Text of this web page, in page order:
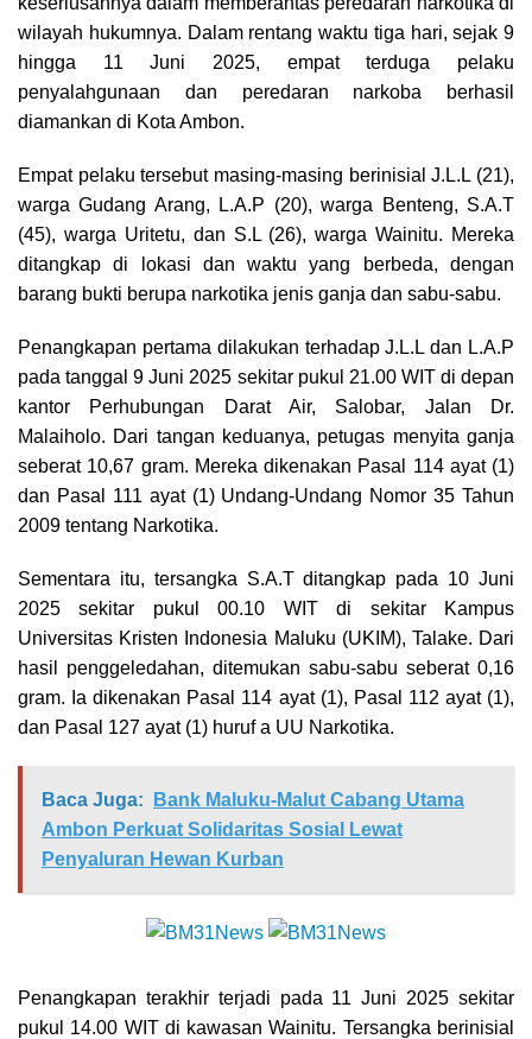
k
p
m
k
wilayah hukumnya. Dalam rentang waktu tiga hari, sejak 9
hingga 11 Juni 2025, empat terduga pelaku
penyalahgunaan dan peredaran narkoba berhasil
diamankan di Kota Ambon.
Empat pelaku tersebut masing-masing berinisial J.L.L (21),
warga Gudang Arang, L.A.P (20), warga Benteng, S.A.T
(45), warga Uritetu, dan S.L (26), warga Wainitu. Mereka
ditangkap di lokasi dan waktu yang berbeda, dengan
barang bukti berupa narkotika jenis ganja dan sabu-sabu.
Penangkapan pertama dilakukan terhadap J.L.L dan L.A.P
pada tanggal 9 Juni 2025 sekitar pukul 21.00 WIT di depan
kantor Perhubungan Darat Air, Salobar, Jalan Dr.
Malaiholo. Dari tangan keduanya, petugas menyita ganja
seberat 10,67 gram. Mereka dikenakan Pasal 114 ayat (1)
dan Pasal 111 ayat (1) Undang-Undang Nomor 35 Tahun
2009 tentang Narkotika.
Sementara itu, tersangka S.A.T ditangkap pada 10 Juni
2025 sekitar pukul 00.10 WIT di sekitar Kampus
Universitas Kristen Indonesia Maluku (UKIM), Talake. Dari
hasil penggeledahan, ditemukan sabu-sabu seberat 0,16
gram. Ia dikenakan Pasal 114 ayat (1), Pasal 112 ayat (1),
dan Pasal 127 ayat (1) huruf a UU Narkotika.
Baca Juga:
Bank Maluku-Malut Cabang Utama
Ambon Perkuat Solidaritas Sosial Lewat
Penyaluran Hewan Kurban
Penangkapan terakhir terjadi pada 11 Juni 2025 sekitar
pukul 14.00 WIT di kawasan Wainitu. Tersangka berinisial